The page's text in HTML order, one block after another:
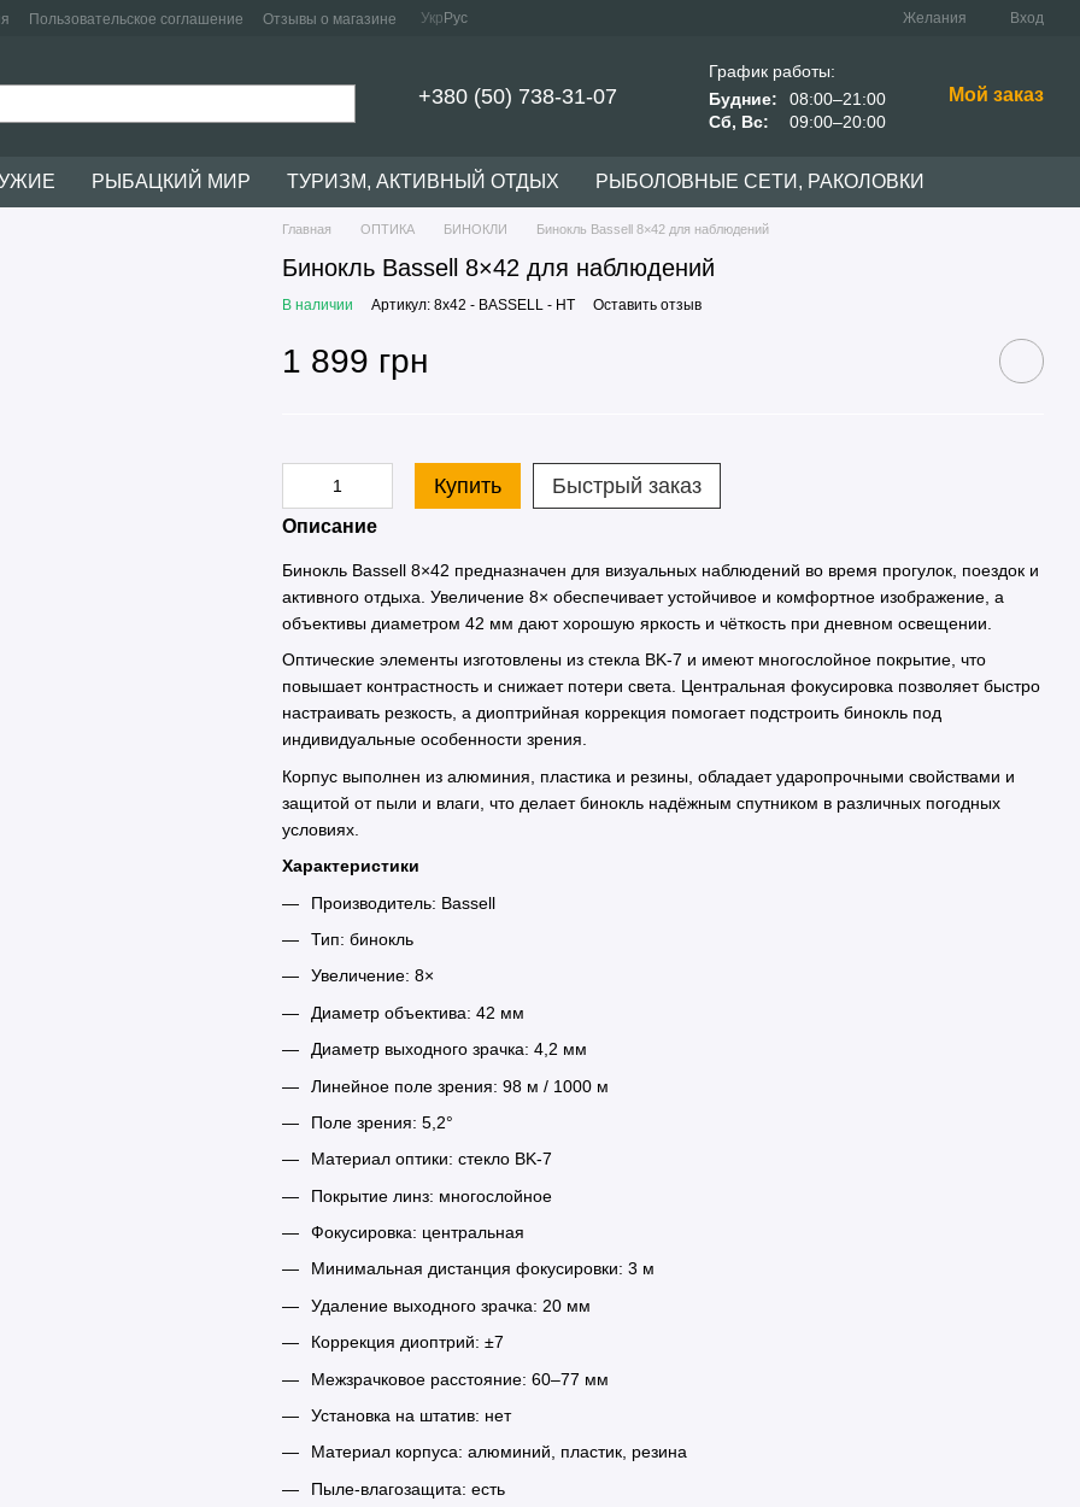
Пользовательское соглашение Отзывы о магазине Укр Рус Желания Вход
+380 (50) 738-31-07
График работы:
Будние:
08:00–21:00
Сб, Вс:
09:00–20:00
Мой заказ
РЫБАЦКИЙ МИР ТУРИЗМ, АКТИВНЫЙ ОТДЫХ РЫБОЛОВНЫЕ СЕТИ, РАКОЛОВКИ
Главная ОПТИКА БИНОКЛИ Бинокль Bassell 8×42 для наблюдений
Бинокль Bassell 8×42 для наблюдений
В наличии Артикул: 8x42 - BASSELL - HT Оставить отзыв
1 899 грн
Купить Быстрый заказ
Описание
Бинокль Bassell 8×42 предназначен для визуальных наблюдений во время прогулок, поездок и
активного отдыха. Увеличение 8× обеспечивает устойчивое и комфортное изображение, а
объективы диаметром 42 мм дают хорошую яркость и чёткость при дневном освещении.
Оптические элементы изготовлены из стекла BK-7 и имеют многослойное покрытие, что
повышает контрастность и снижает потери света. Центральная фокусировка позволяет быстро
настраивать резкость, а диоптрийная коррекция помогает подстроить бинокль под
индивидуальные особенности зрения.
Корпус выполнен из алюминия, пластика и резины, обладает ударопрочными свойствами и
защитой от пыли и влаги, что делает бинокль надёжным спутником в различных погодных
условиях.
Характеристики
Производитель: Bassell
Тип: бинокль
Увеличение: 8×
Диаметр объектива: 42 мм
Диаметр выходного зрачка: 4,2 мм
Линейное поле зрения: 98 м / 1000 м
Поле зрения: 5,2°
Материал оптики: стекло BK-7
Покрытие линз: многослойное
Фокусировка: центральная
Минимальная дистанция фокусировки: 3 м
Удаление выходного зрачка: 20 мм
Коррекция диоптрий: ±7
Межзрачковое расстояние: 60–77 мм
Установка на штатив: нет
Материал корпуса: алюминий, пластик, резина
Пыле-влагозащита: есть